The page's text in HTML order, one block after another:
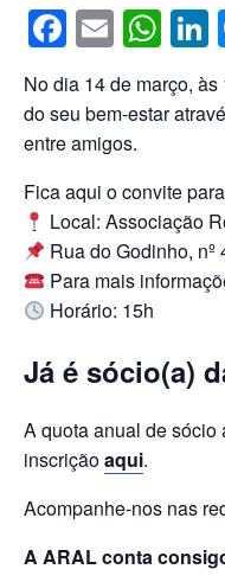
F
a
c
e
b
o
o
k
E
m
ail
W
h
at
A
p
p
No dia 14 de março,
do seu bem-estar
entre amigos.
Fica aqui o convite
Local: Associação
Rua do Godinho,
Para mais
Horário: 15h
Já é sócio(a)
A quota anual de sócio
inscriçãoaqui.
Acompanhe-nos nas
A ARAL conta